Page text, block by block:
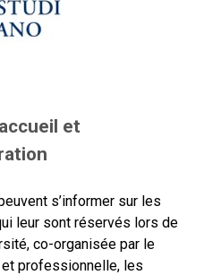
et
s’informer sur les
leur sont réservés lors de
co-organisée par le
et professionnelle, les